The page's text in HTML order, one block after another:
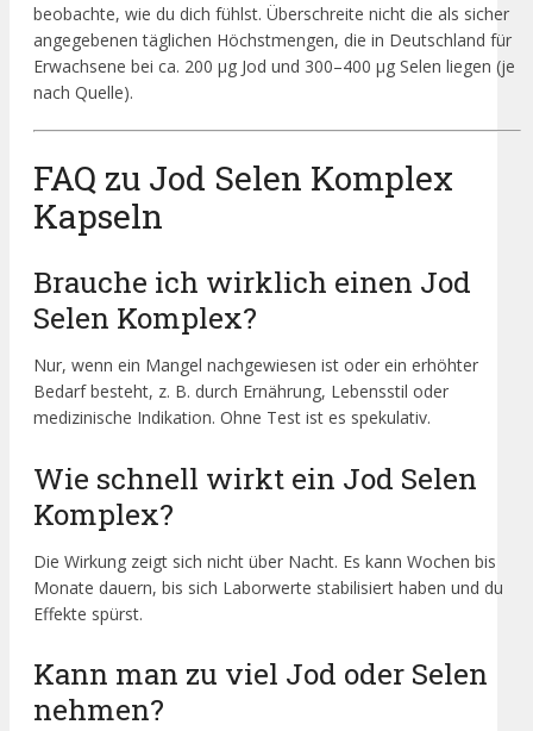
beobachte, wie du dich fühlst. Überschreite nicht die als sicher
angegebenen täglichen Höchstmengen, die in Deutschland für
Erwachsene bei ca. 200 µg Jod und 300–400 µg Selen liegen (je
nach Quelle).
FAQ zu Jod Selen Komplex
Kapseln
Brauche ich wirklich einen Jod
Selen Komplex?
Nur, wenn ein Mangel nachgewiesen ist oder ein erhöhter
Bedarf besteht, z. B. durch Ernährung, Lebensstil oder
medizinische Indikation. Ohne Test ist es spekulativ.
Wie schnell wirkt ein Jod Selen
Komplex?
Die Wirkung zeigt sich nicht über Nacht. Es kann Wochen bis
Monate dauern, bis sich Laborwerte stabilisiert haben und du
Effekte spürst.
Kann man zu viel Jod oder Selen
nehmen?